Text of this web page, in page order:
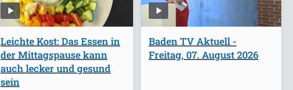
Leichte Kost: Das Essen in
der Mittagspause kann
auch lecker und gesund
sein
Baden TV Aktuell -
Freitag, 07. August 2026